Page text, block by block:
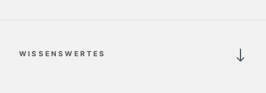
WISSENSWERTES